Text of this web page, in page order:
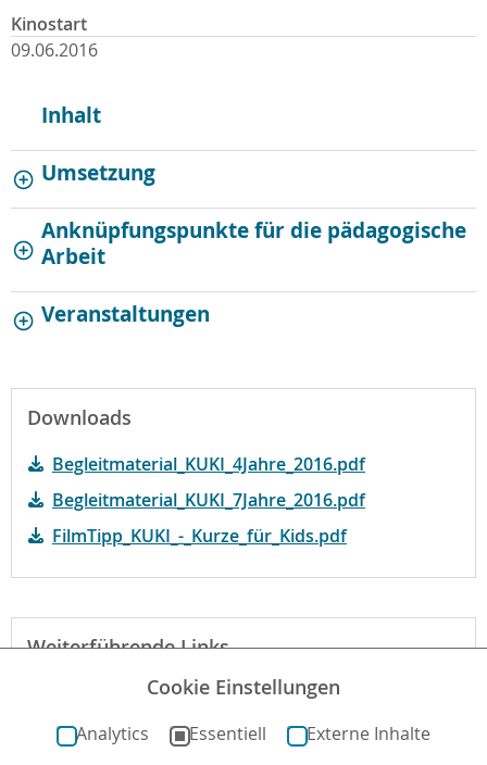
Kinostart
09.06.2016
Inhalt
Umsetzung
Anknüpfungspunkte für die pädagogische
Arbeit
Veranstaltungen
Downloads
Begleitmaterial_KUKI_4Jahre_2016.pdf
Begleitmaterial_KUKI_7Jahre_2016.pdf
FilmTipp_KUKI_-_Kurze_für_Kids.pdf
Weiterführende Links
Webseite des Verleihs
Cookie Einstellungen
Analytics Essentiell
Externe Inhalte